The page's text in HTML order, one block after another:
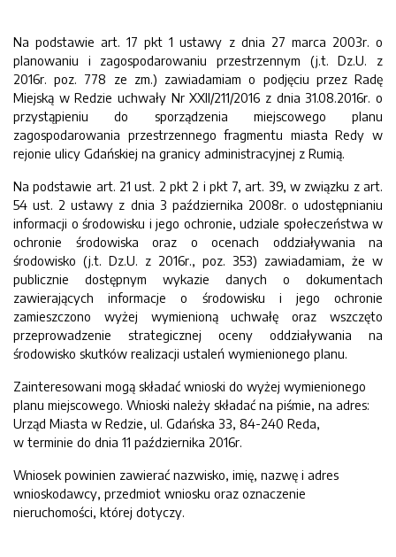
Na podstawie art. 17 pkt 1 ustawy z dnia 27 marca 2003r. o
planowaniu i zagospodarowaniu przestrzennym (j.t. Dz.U. z
2016r. poz. 778 ze zm.) zawiadamiam o podjęciu przez Radę
Miejską w Redzie uchwały Nr XXII/211/2016 z dnia 31.08.2016r. o
przystąpieniu do sporządzenia miejscowego planu
zagospodarowania przestrzennego fragmentu miasta Redy w
rejonie ulicy Gdańskiej na granicy administracyjnej z Rumią.
Na podstawie art. 21 ust. 2 pkt 2 i pkt 7, art. 39, w związku z art.
54 ust. 2 ustawy z dnia 3 października 2008r. o udostępnianiu
informacji o środowisku i jego ochronie, udziale społeczeństwa w
ochronie środowiska oraz o ocenach oddziaływania na
środowisko (j.t. Dz.U. z 2016r., poz. 353) zawiadamiam, że w
publicznie dostępnym wykazie danych o dokumentach
zawierających informacje o środowisku i jego ochronie
zamieszczono wyżej wymienioną uchwałę oraz wszczęto
przeprowadzenie strategicznej oceny oddziaływania na
środowisko skutków realizacji ustaleń wymienionego planu.
Zainteresowani mogą składać wnioski do wyżej wymienionego
planu miejscowego. Wnioski należy składać na piśmie, na adres:
Urząd Miasta w Redzie, ul. Gdańska 33, 84-240 Reda,
w terminie do dnia 11 października 2016r.
Wniosek powinien zawierać nazwisko, imię, nazwę i adres
wnioskodawcy, przedmiot wniosku oraz oznaczenie
nieruchomości, której dotyczy.